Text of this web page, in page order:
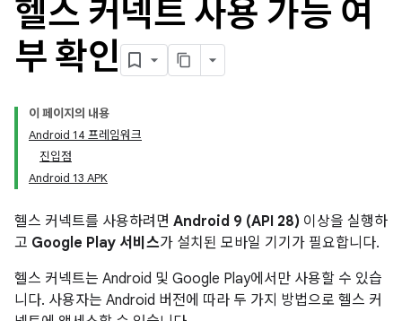
헬스 커넥트 사용 가능 여
부 확인
이 페이지의 내용
Android 14 프레임워크
진입점
Android 13 APK
헬스 커넥트를 사용하려면 Android 9 (API 28) 이상을 실행하
고 Google Play 서비스가 설치된 모바일 기기가 필요합니다.
헬스 커넥트는 Android 및 Google Play에서만 사용할 수 있습
니다. 사용자는 Android 버전에 따라 두 가지 방법으로 헬스 커